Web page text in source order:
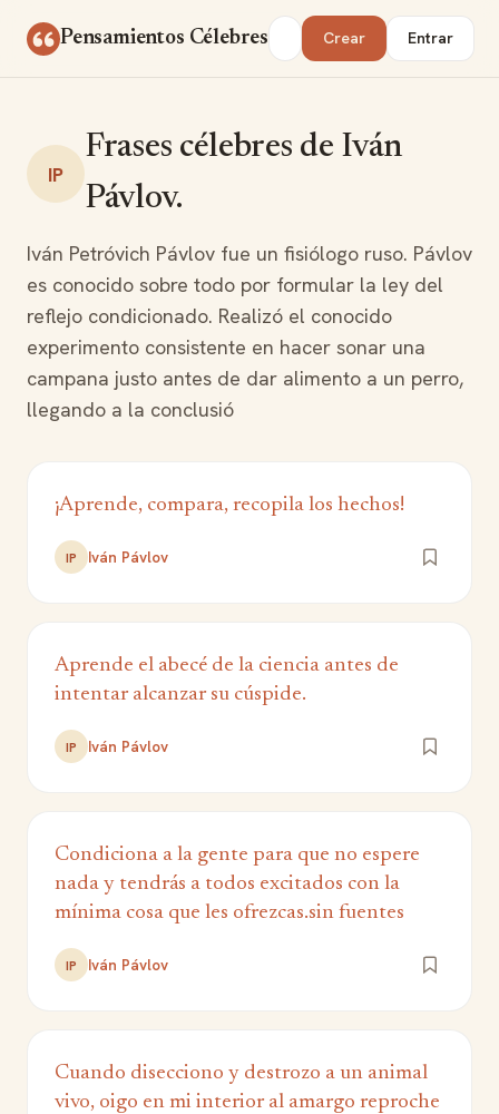
Pensamientos Célebres Buscar Crear Entrar
IP
Frases célebres de Iván
Pávlov.
Iván Petróvich Pávlov fue un fisiólogo ruso. Pávlov
es conocido sobre todo por formular la ley del
reflejo condicionado. Realizó el conocido
experimento consistente en hacer sonar una
campana justo antes de dar alimento a un perro,
llegando a la conclusió
¡Aprende, compara, recopila los hechos!
IP Iván Pávlov
Aprende el abecé de la ciencia antes de
intentar alcanzar su cúspide.
IP Iván Pávlov
Condiciona a la gente para que no espere
nada y tendrás a todos excitados con la
mínima cosa que les ofrezcas.sin fuentes
IP Iván Pávlov
Cuando disecciono y destrozo a un animal
vivo, oigo en mi interior al amargo reproche